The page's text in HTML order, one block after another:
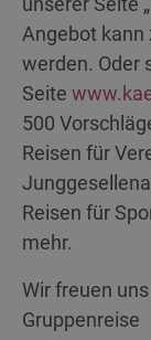
Angebot kann
werden. Oder
Seite
500
Reisen für
Reisen für
mehr.
Wir freuen
Gruppenreise